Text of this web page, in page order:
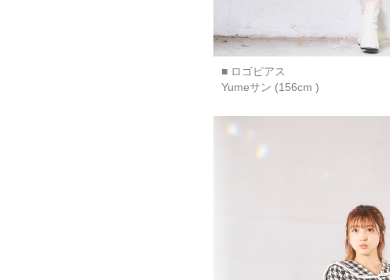
■ ロゴピアス
Yumeサン (156cm )